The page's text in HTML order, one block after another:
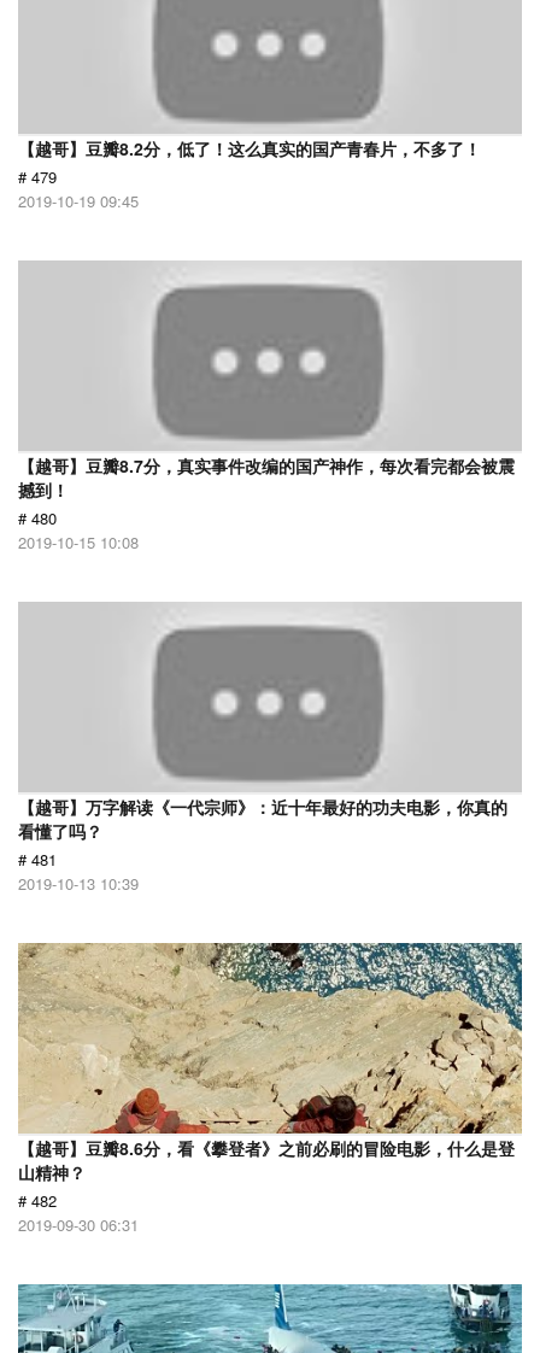
【越哥】豆瓣8.2分，低了！这么真实的国产青春片，不多了！
# 479
2019-10-19 09:45
【越哥】豆瓣8.7分，真实事件改编的国产神作，每次看完都会被震
撼到！
# 480
2019-10-15 10:08
【越哥】万字解读《一代宗师》：近十年最好的功夫电影，你真的
看懂了吗？
# 481
2019-10-13 10:39
【越哥】豆瓣8.6分，看《攀登者》之前必刷的冒险电影，什么是登
山精神？
# 482
2019-09-30 06:31